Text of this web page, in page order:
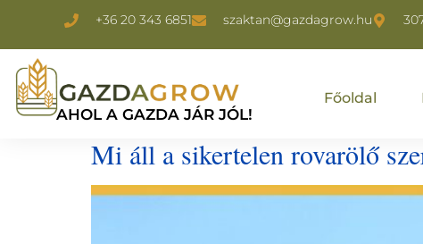
+36 20 343 6851 szaktan@gazdagrow.hu
Főoldal
AHOL A GAZDA JÁR JÓL!
Mi áll a sikertelen rovarölő